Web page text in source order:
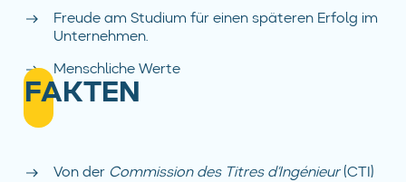
Freude am Studium für einen späteren Erfolg im
Unternehmen.
Menschliche Werte
FAKTEN
Von der Commission des Titres d’Ingénieur(CTI)